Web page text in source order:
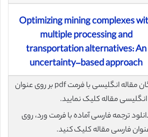
Optimizing mining complexes
multiple processing and
transportation alternatives: An
uncertainty-based approach
برای دانلود رایگان مقاله انگلیسی با فرمت pdf بر روی عنوان
انگلیسی مقاله کلیک نمایید.
ترجمه فارسی آماده با فرمت ورد، روی
فارسی مقاله کلیک کنید.